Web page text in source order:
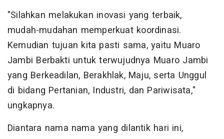
"Silahkan melakukan inovasi yang terbaik,
mudah-mudahan memperkuat koordinasi.
Kemudian tujuan kita pasti sama, yaitu Muaro
Jambi Berbakti untuk terwujudnya Muaro Jambi
yang Berkeadilan, Berakhlak, Maju, serta Unggul
di bidang Pertanian, Industri, dan Pariwisata,"
ungkapnya.
Diantara nama nama yang dilantik hari ini,